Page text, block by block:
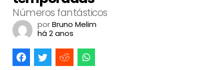
Números fantásticos
porBruno Melim
há 2 anos